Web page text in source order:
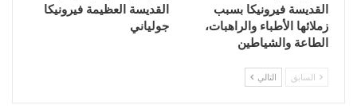
القديسة فيرونيكا بسبب
زملائها الأطباء والراهبات،
الطاعة والشياطين
القديسة العظيمة فيرونيكا
جولياني
السابق التالي